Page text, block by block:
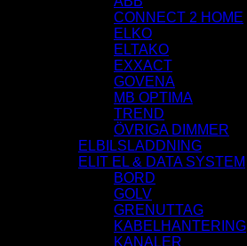
CONNECT 2 HOME
ELKO
ELTAKO
EXXACT
GOVENA
MB OPTIMA
TREND
ÖVRIGA DIMMER
ELBILSLADDNING
ELIT EL & DATA SYSTEM
BORD
GOLV
GRENUTTAG
KABELHANTERING
KANALER